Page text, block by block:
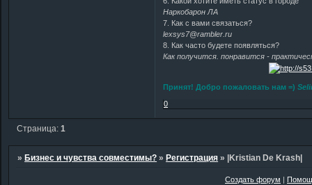
Наркобарон ЛА
7. Как с вами связаться?
lexsys7@rambler.ru
8. Как часто будете появляться?
Как получится. понравится -
Принят! Добро пожаловать нам =)
0
Страница:1
»Бизнес и чувства совместимы? »Регистрация » |Kristian De Krash|
Создать форум